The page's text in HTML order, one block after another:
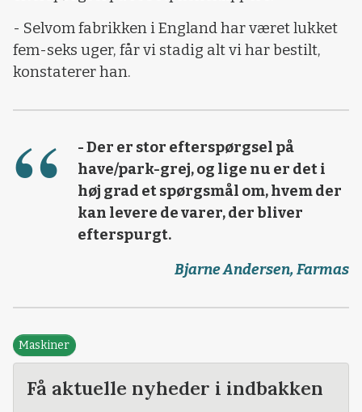
- Selvom fabrikken i England har været lukket
fem-seks uger, får vi stadig alt vi har bestilt,
konstaterer han.
- Der er stor efterspørgsel på
have/park-grej, og lige nu er det i
høj grad et spørgsmål om, hvem der
kan levere de varer, der bliver
efterspurgt.
Bjarne Andersen, Farmas
Maskiner
Få aktuelle nyheder i indbakken